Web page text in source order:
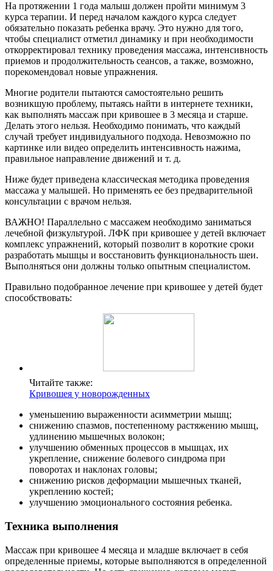
На протяжении 1 года малыш должен пройти минимум 3
курса терапии. И перед началом каждого курса следует
обязательно показать ребенка врачу. Это нужно для того,
чтобы специалист отметил динамику и при необходимости
откорректировал технику проведения массажа, интенсивность
приемов и продолжительность сеансов, а также, возможно,
порекомендовал новые упражнения.
Многие родители пытаются самостоятельно решить
возникшую проблему, пытаясь найти в интернете техники,
как выполнять массаж при кривошее в 3 месяца и старше.
Делать этого нельзя. Необходимо понимать, что каждый
случай требует индивидуального подхода. Невозможно по
картинке или видео определить интенсивность нажима,
правильное направление движений и т. д.
Ниже будет приведена классическая методика проведения
массажа у малышей. Но применять ее без предварительной
консультации с врачом нельзя.
ВАЖНО! Параллельно с массажем необходимо заниматься
лечебной физкультурой. ЛФК при кривошее у детей включает
комплекс упражнений, который позволит в короткие сроки
разработать мышцы и восстановить функциональность шеи.
Выполняться они должны только опытным специалистом.
Правильно подобранное лечение при кривошее у детей будет
способствовать:
Читайте также:
Кривошея у новорожденных
уменьшению выраженности асимметрии мышц;
снижению спазмов, постепенному растяжению мышц,
удлинению мышечных волокон;
улучшению обменных процессов в мышцах, их
укрепление, снижение болевого синдрома при
поворотах и наклонах головы;
снижению рисков деформации мышечных тканей,
укреплению костей;
улучшению эмоционального состояния ребенка.
Техника выполнения
Массаж при кривошее 4 месяца и младше включает в себя
определенные приемы, которые выполняются в определенной